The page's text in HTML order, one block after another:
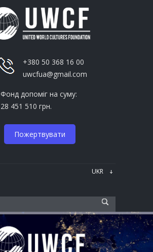
+380 50 368 16 00
uwcfua@gmail.com
Фонд допоміг на суму:
28 451 510 грн.
Пожертвувати